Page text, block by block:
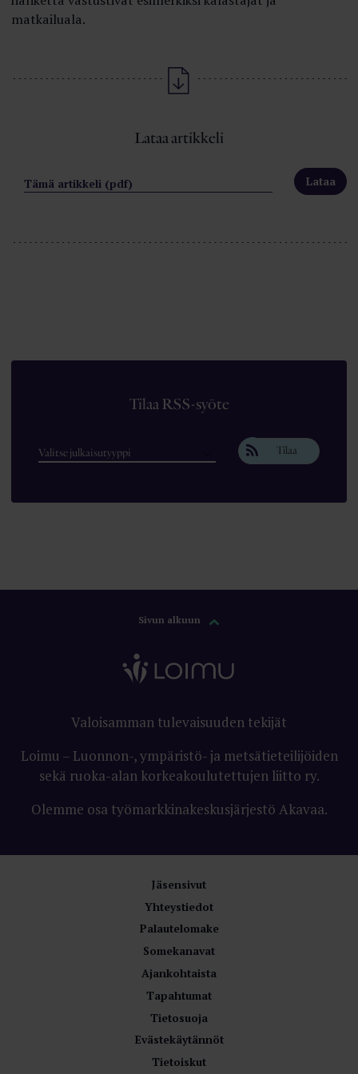
matkailuala.
Lataa artikkeli
Tämä artikkeli (pdf)
Tilaa RSS-syöte
Tilaa
Sivun alkuun
Valoisamman tulevaisuuden tekijät
Loimu – Luonnon-, ympäristö- ja metsätieteilijöiden
sekä ruoka-alan korkeakoulutettujen liitto ry.
Olemme osa työmarkkinakeskusjärjestö Akavaa.
Jäsensivut
Yhteystiedot
Palautelomake
Somekanavat
Ajankohtaista
Tapahtumat
Tietosuoja
Evästekäytännöt
Tietoiskut